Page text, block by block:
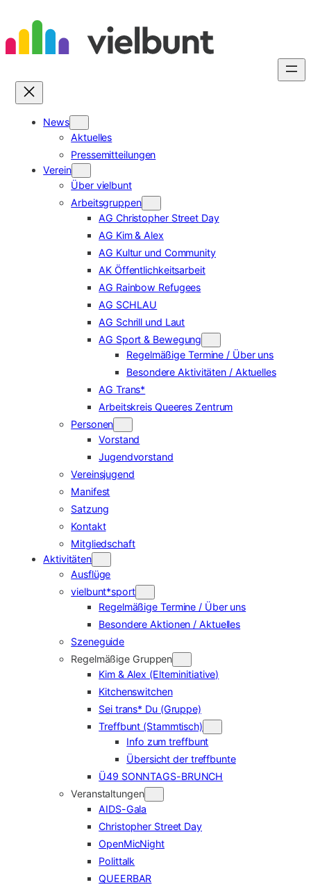
Inhalt
springen
News
Aktuelles
Pressemitteilungen
Verein
Über vielbunt
Arbeitsgruppen
AG Christopher Street Day
AG Kim & Alex
AG Kultur und Community
AK Öffentlichkeitsarbeit
AG Rainbow Refugees
AG SCHLAU
AG Schrill und Laut
AG Sport & Bewegung
Regelmäßige Termine / Über uns
Besondere Aktivitäten / Aktuelles
AG Trans*
Arbeitskreis Queeres Zentrum
Personen
Vorstand
Jugendvorstand
Vereinsjugend
Manifest
Satzung
Kontakt
Mitgliedschaft
Aktivitäten
Ausflüge
vielbunt*sport
Regelmäßige Termine / Über uns
Besondere Aktionen / Aktuelles
Szeneguide
Regelmäßige Gruppen
Kim & Alex (Elterninitiative)
Kitchenswitchen
Sei trans* Du (Gruppe)
Treffbunt (Stammtisch)
Info zum treffbunt
Übersicht der treffbunte
Ü49 SONNTAGS-BRUNCH
Veranstaltungen
AIDS-Gala
Christopher Street Day
OpenMicNight
Polittalk
QUEERBAR